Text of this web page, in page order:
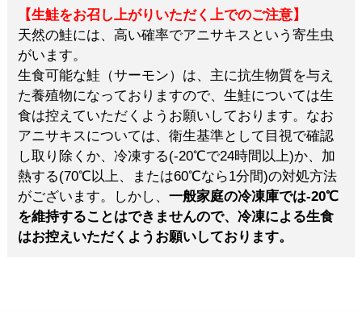
【生鮭をお召し上がりいただく上でのご注意】
天然の鮭には、高い確率でアニサキスという寄生虫
がいます。
生食可能な鮭（サーモン）は、主に抗生物質を与え
た養殖物になっておりますので、生鮭については生
食は控えていただくようお願いしております。なお
アニサキスについては、衛生基準として目視で確認
し取り除くか、冷凍する(-20℃で24時間以上)か、加
熱する(70℃以上、または60℃なら1分間)の対処方法
がございます。しかし、一般家庭の冷凍庫では-20℃
を維持することはできませんので、冷凍による生食
はお控えいただくようお願いしております。